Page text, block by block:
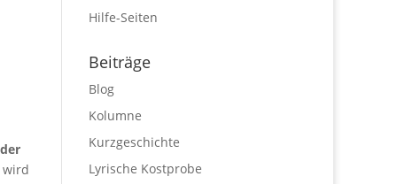
wird
Hilfe-Seiten
Beiträge
Blog
Kolumne
Kurzgeschichte
Lyrische Kostprobe